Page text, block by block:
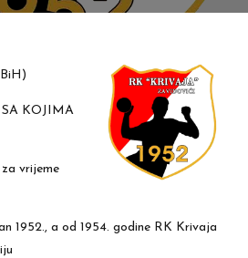
SA KOJIMA
vrijeme
1952., a od 1954. godine RK Krivaja